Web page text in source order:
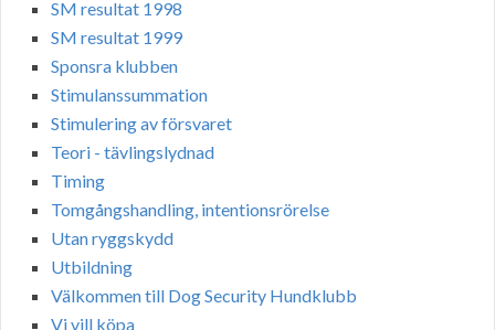
SM resultat 1998
SM resultat 1999
Sponsra klubben
Stimulanssummation
Stimulering av försvaret
Teori - tävlingslydnad
Timing
Tomgångshandling, intentionsrörelse
Utan ryggskydd
Utbildning
Välkommen till Dog Security Hundklubb
Vi vill köpa